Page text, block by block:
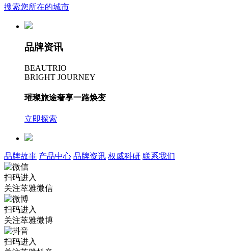
搜索您所在的城市
品牌资讯
BEAUTRIO
BRIGHT JOURNEY
璀璨旅途奢享一路焕变
立即探索
品牌故事 产品中心 品牌资讯 权威科研 联系我们
扫码进入
关注萃雅微信
扫码进入
关注萃雅微博
扫码进入